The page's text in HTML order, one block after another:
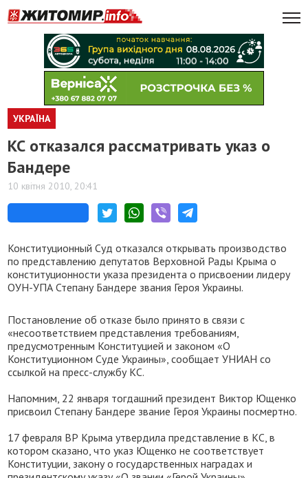
УКРАЇНА
КС отказался рассматривать указ о
Бандере
10 квітня 2010, 20:41
Конституционный Суд отказался открывать производство
по представлению депутатов Верховной Рады Крыма о
конституционности указа президента о присвоении лидеру
ОУН-УПА Степану Бандере звания Героя Украины.
Постановление об отказе было принято в связи с
«несоответствием представления требованиям,
предусмотренным Конституцией и законом «О
Конституционном Суде Украины», сообщает УНИАН со
ссылкой на пресс-службу КС.
Напомним, 22 января тогдашний президент Виктор Ющенко
присвоил Степану Бандере звание Героя Украины посмертно.
17 февраля ВР Крыма утвердила представление в КС, в
котором сказано, что указ Ющенко не соответствует
Конституции, закону о государственных наградах и